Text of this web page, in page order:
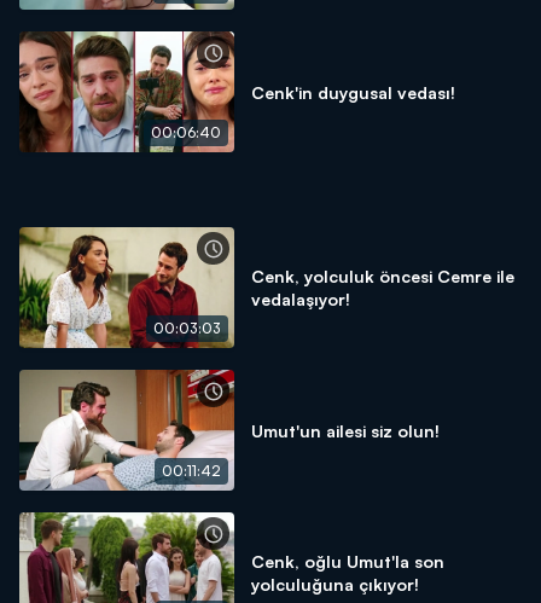
00:06:40
Cenk'in duygusal vedası!
00:03:03
Cenk, yolculuk öncesi Cemre ile
vedalaşıyor!
00:11:42
Umut'un ailesi siz olun!
Cenk, oğlu Umut'la son
yolculuğuna çıkıyor!